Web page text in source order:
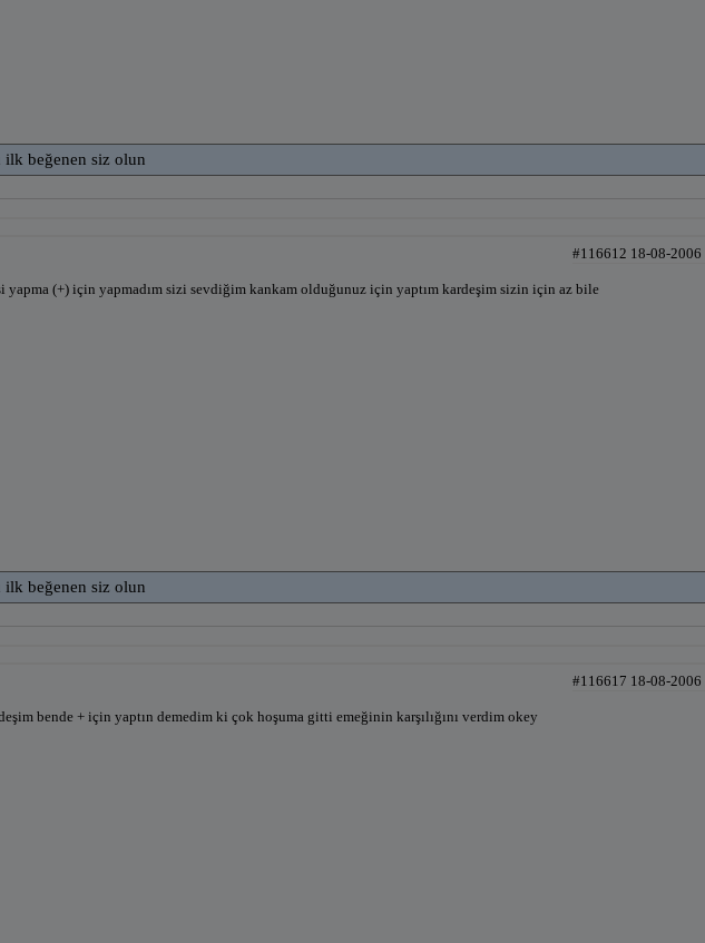
ilk beğenen siz olun
#116612 18-08-
yapma (+) için yapmadım sizi sevdiğim kankam olduğunuz için yaptım kardeşim sizin için az bile
ilk beğenen siz olun
#116617 18-08-
bende + için yaptın demedim ki çok hoşuma gitti emeğinin karşılığını verdim okey